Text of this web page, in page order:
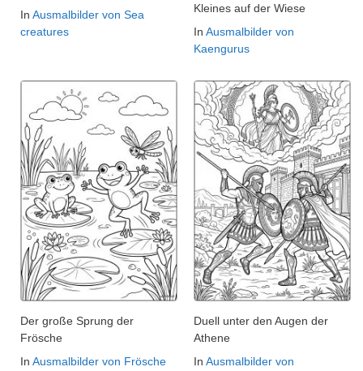
In Ausmalbilder von Sea
creatures
Kleines auf der Wiese
In Ausmalbilder von
Kaengurus
Der große Sprung der
Frösche
In Ausmalbilder von Frösche
Duell unter den Augen der
Athene
In Ausmalbilder von